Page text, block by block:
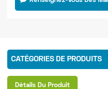
CATÉGORIES DE PRODUITS
Détails Du Produit